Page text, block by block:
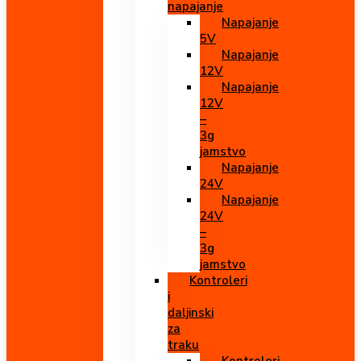
napajanje
Napajanje
5V
Napajanje
12V
Napajanje
12V
–
3g
jamstvo
Napajanje
24V
Napajanje
24V
–
3g
jamstvo
Kontroleri
i
daljinski
za
traku